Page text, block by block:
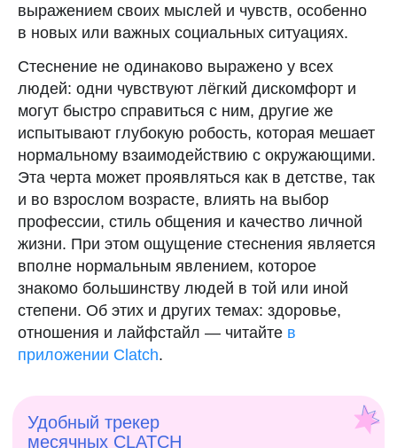
выражением своих мыслей и чувств, особенно
в новых или важных социальных ситуациях.
Стеснение не одинаково выражено у всех
людей: одни чувствуют лёгкий дискомфорт и
могут быстро справиться с ним, другие же
испытывают глубокую робость, которая мешает
нормальному взаимодействию с окружающими.
Эта черта может проявляться как в детстве, так
и во взрослом возрасте, влиять на выбор
профессии, стиль общения и качество личной
жизни. При этом ощущение стеснения является
вполне нормальным явлением, которое
знакомо большинству людей в той или иной
степени. Об этих и других темах: здоровье,
отношения и лайфстайл — читайте в
приложении Clatch.